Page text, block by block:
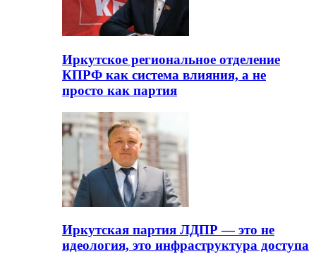
Иркутское региональное отделение
КПРФ как система влияния, а не
просто как партия
Иркутская партия ЛДПР — это не
идеология, это инфраструктура доступа